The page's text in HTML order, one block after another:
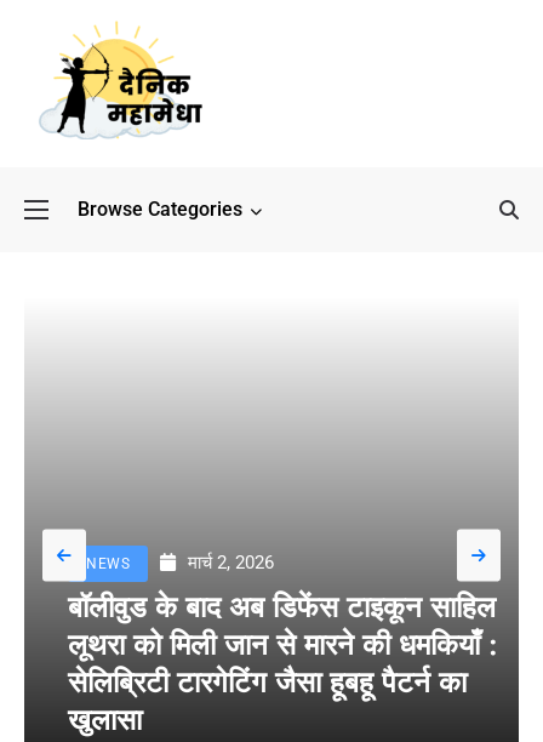
Browse Categories
NEWS मार्च 2, 2026
बॉलीवुड के बाद अब डिफेंस टाइकून साहिल
लूथरा को मिली जान से मारने की धमकियाँ :
सेलिब्रिटी टारगेटिंग जैसा हूबहू पैटर्न का
खुलासा